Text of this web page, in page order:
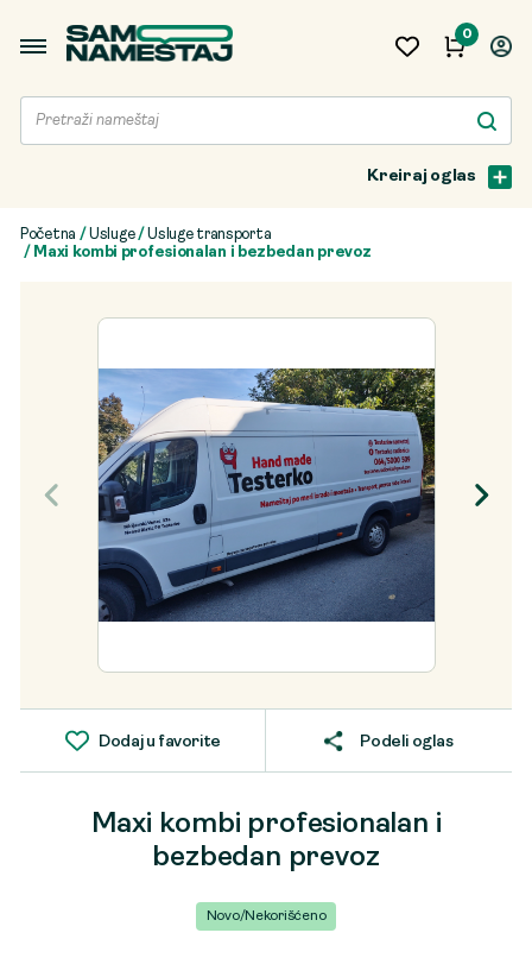
0
Kreiraj oglas
Početna /Usluge/Usluge transporta
/ Maxi kombi profesionalan i bezbedan prevoz
Dodaj u favorite Podeli oglas
Maxi kombi profesionalan i
bezbedan prevoz
Novo/Nekorišćeno